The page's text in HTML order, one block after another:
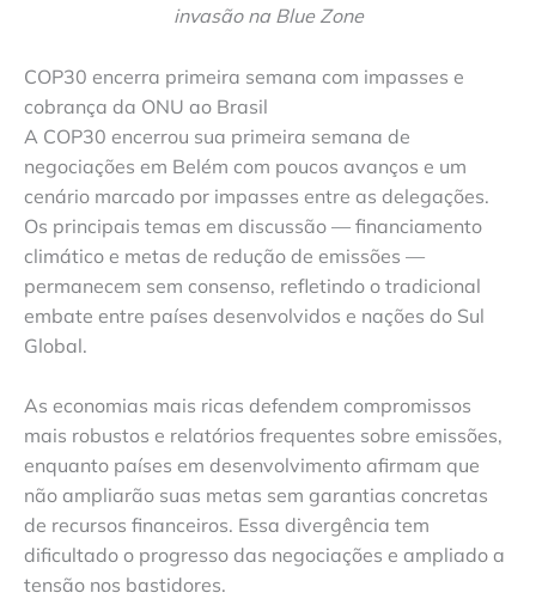
invasão na Blue Zone
COP30 encerra primeira semana com impasses e
cobrança da ONU ao Brasil
A COP30 encerrou sua primeira semana de
negociações em Belém com poucos avanços e um
cenário marcado por impasses entre as delegações.
Os principais temas em discussão — financiamento
climático e metas de redução de emissões —
permanecem sem consenso, refletindo o tradicional
embate entre países desenvolvidos e nações do Sul
Global.
As economias mais ricas defendem compromissos
mais robustos e relatórios frequentes sobre emissões,
enquanto países em desenvolvimento afirmam que
não ampliarão suas metas sem garantias concretas
de recursos financeiros. Essa divergência tem
dificultado o progresso das negociações e ampliado a
tensão nos bastidores.